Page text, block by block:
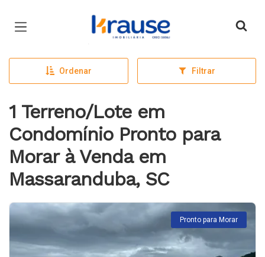
Página inicial
Ordenar Filtrar
1 Terreno/Lote em
Condomínio Pronto para
Morar à Venda em
Massaranduba, SC
Pronto para Morar